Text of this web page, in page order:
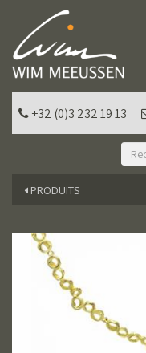
+32 (0)3 232 19 13
PRODUITS